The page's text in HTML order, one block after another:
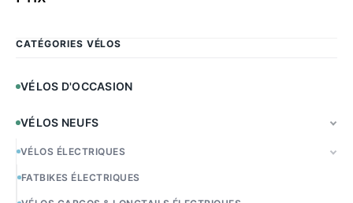
CATÉGORIES VÉLOS
VÉLOS D'OCCASION
VÉLOS NEUFS
VÉLOS ÉLECTRIQUES
FATBIKES ÉLECTRIQUES